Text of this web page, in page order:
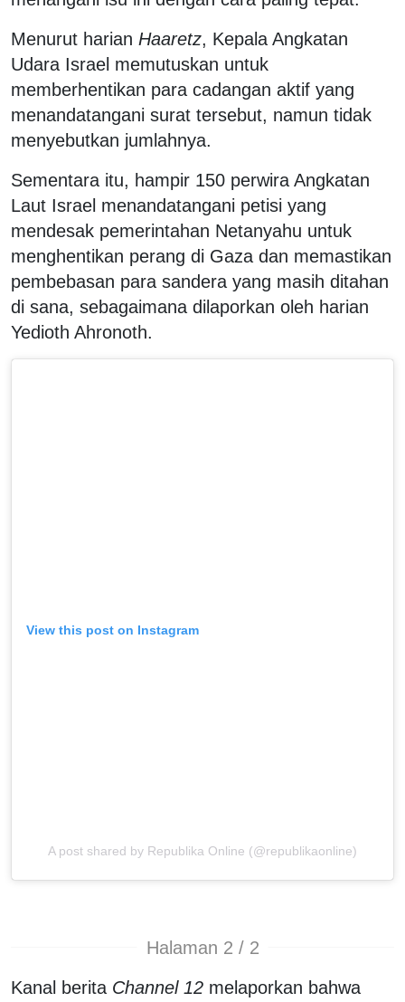
Menurut harian Haaretz, Kepala Angkatan
Udara Israel memutuskan untuk
memberhentikan para cadangan aktif yang
menandatangani surat tersebut, namun tidak
menyebutkan jumlahnya.
Sementara itu, hampir 150 perwira Angkatan
Laut Israel menandatangani petisi yang
mendesak pemerintahan Netanyahu untuk
menghentikan perang di Gaza dan memastikan
pembebasan para sandera yang masih ditahan
di sana, sebagaimana dilaporkan oleh harian
Yedioth Ahronoth.
View this post on Instagram
A post shared by Republika Online (@republikaonline)
Halaman 2 / 2
Kanal berita Channel 12 melaporkan bahwa